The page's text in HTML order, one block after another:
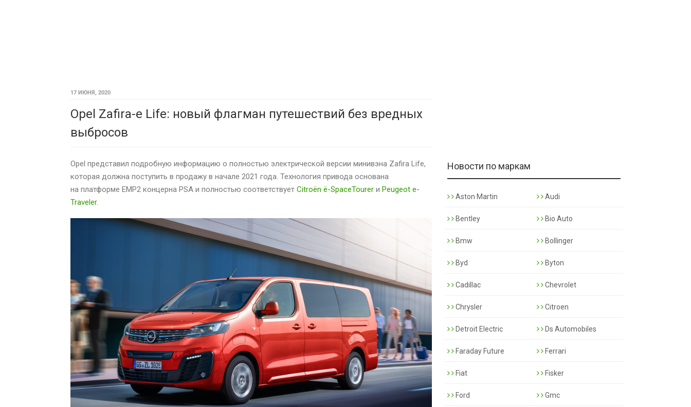
17 ИЮНЯ, 2020
Opel Zafira-e Life: новый флагман путешествий без вредных
выбросов
Opel представил подробную информацию о полностью электрической версии минивэна Zafira Life,
которая должна поступить в продажу в начале 2021 года. Технология привода основана
на платформе EMP2 концерна PSA и полностью соответствует Citroën ë-SpaceTourer и Peugeot e-
Traveler.
Новости по маркам
Aston Martin Audi
Bentley Bio Auto
Bmw Bollinger
Byd Byton
Cadillac Chevrolet
Chrysler Citroen
Detroit Electric Ds Automobiles
Faraday Future Ferrari
Fiat Fisker
Ford Gmc